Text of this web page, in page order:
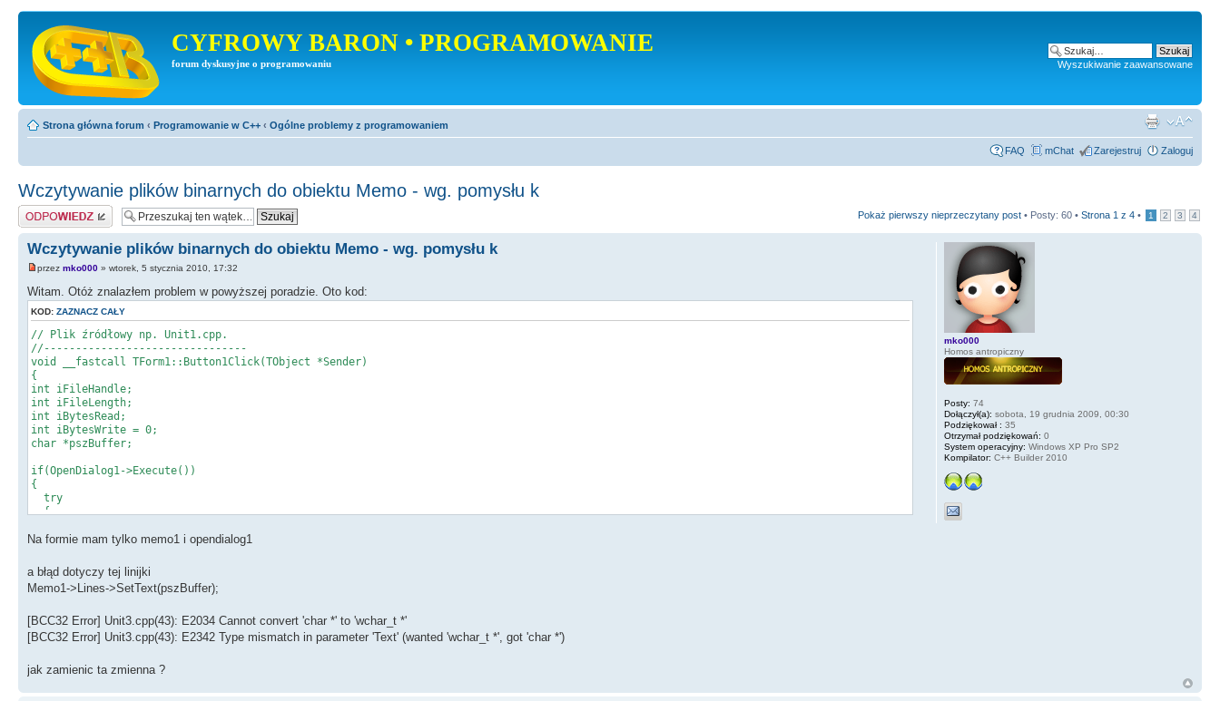
CYFROWY BARON • PROGRAMOWANIE
forum dyskusyjne o programowaniu Wyszukiwanie zaawansowane
Strona główna forum ‹ Programowanie w C++ ‹ Ogólne problemy z programowaniem
FAQ mChat Zarejestruj Zaloguj
Wczytywanie plików binarnych do obiektu Memo - wg. pomysłu k
Odpowiedz Pokaż pierwszy nieprzeczytany post • Posty: 60 • Strona 1 z 4 • 1 2 3 4
Wczytywanie plików binarnych do obiektu Memo - wg. pomysłu k
przez mko000 » wtorek, 5 stycznia 2010, 17:32
Witam. Otóż znalazłem problem w powyższej poradzie. Oto kod:
KOD: ZAZNACZ CAŁY
// Plik źródłowy np. Unit1.cpp.
//--------------------------------
void __fastcall TForm1::Button1Click(TObject *Sender)
{
int iFileHandle;
int iFileLength;
int iBytesRead;
int iBytesWrite = 0;
char *pszBuffer;
if(OpenDialog1->Execute())
{
try
{
iFileLength = FileSeek(iFileHandle, 0, 2);
pszBuffer = new char[iFileLength+1];
iBytesRead = FileRead(iFileHandle, pszBuffer, iFileLength);
FileClose(iFileHandle);
while(iBytesWrite < iBytesRead)
{
if(pszBuffer[iBytesWrite] == 0)
iBytesWrite++;
Na formie mam tylko memo1 i opendialog1
a błąd dotyczy tej linijki
Memo1->Lines->SetText(pszBuffer);
[BCC32 Error] Unit3.cpp(43): E2034 Cannot convert 'char *' to 'wchar_t *'
[BCC32 Error] Unit3.cpp(43): E2342 Type mismatch in parameter 'Text' (wanted 'wchar_t *', got 'char *')
jak zamienic ta zmienna ?
mko000
Homos antropiczny
Posty: 74
Dołączył(a): sobota, 19 grudnia 2009, 00:30
Podziękował : 35
Otrzymał podziękowań: 0
System operacyjny: Windows XP Pro SP2
Kompilator: C++ Builder 2010